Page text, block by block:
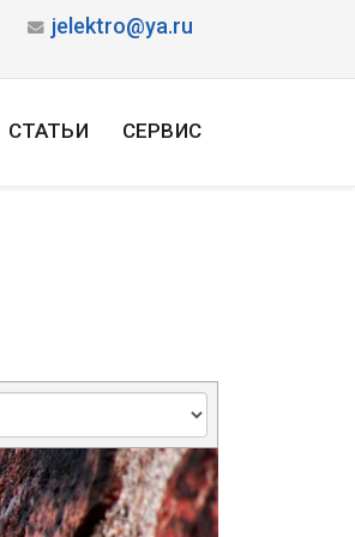
jelektro@ya.ru
СТАТЬИ СЕРВИС